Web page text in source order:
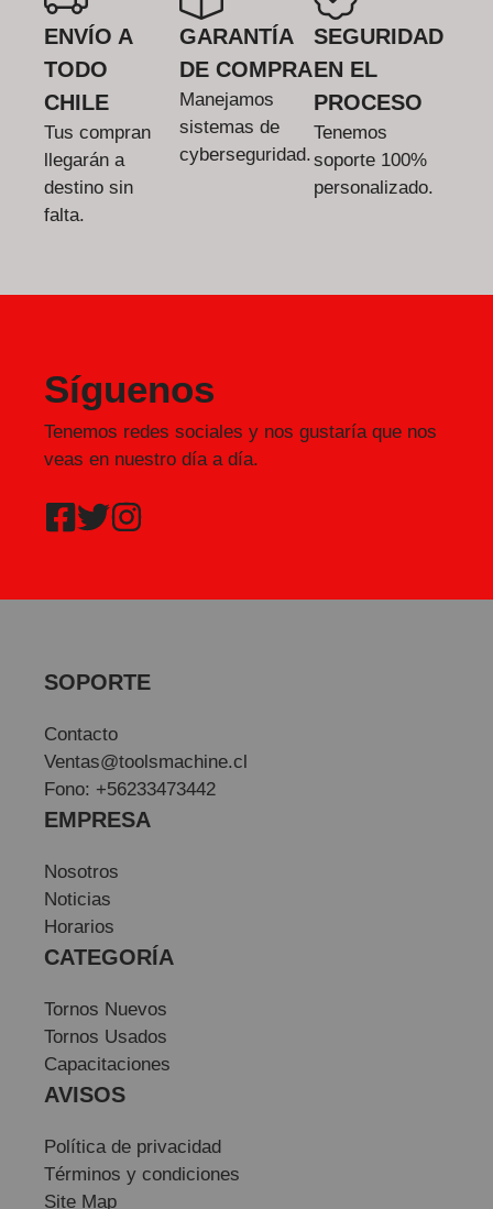
ENVÍO A
TODO
CHILE
Tus compran
llegarán a
destino sin
falta.
GARANTÍA
DE COMPRA
Manejamos
sistemas de
cyberseguridad.
SEGURIDAD
EN EL
PROCESO
Tenemos
soporte 100%
personalizado.
Síguenos
Tenemos redes sociales y nos gustaría que nos
veas en nuestro día a día.
SOPORTE
Contacto
Ventas@toolsmachine.cl
Fono: +56233473442
EMPRESA
Nosotros
Noticias
Horarios
CATEGORÍA
Tornos Nuevos
Tornos Usados
Capacitaciones
AVISOS
Política de privacidad
Términos y condiciones
Site Map